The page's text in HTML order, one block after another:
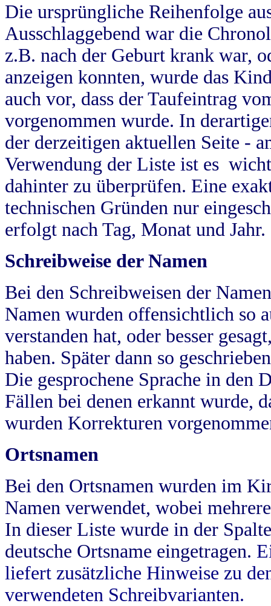
Die ursprüngliche Reihenfolge
Ausschlaggebend war die
z.B. nach der Geburt krank war,
anzeigen konnten, wurde das
auch vor, dass der Taufeintrag
vorgenommen wurde. In
der derzeitigen aktuellen Seite -
Verwendung der Liste ist es
dahinter zu überprüfen. Eine
technischen Gründen nur
erfolgt nach Tag, Monat und Jahr.
Schreibweise der Namen
Bei den Schreibweisen der
Namen wurden offensichtlich so
verstanden hat, oder besser
haben. Später dann so
Die gesprochene Sprache in
Fällen bei denen erkannt wurde,
wurden Korrekturen
Ortsnamen
Bei den Ortsnamen wurden im
Namen verwendet, wobei
In dieser Liste wurde in der
deutsche Ortsname eingetragen.
liefert zusätzliche Hinweise zu
verwendeten Schreibvarianten.